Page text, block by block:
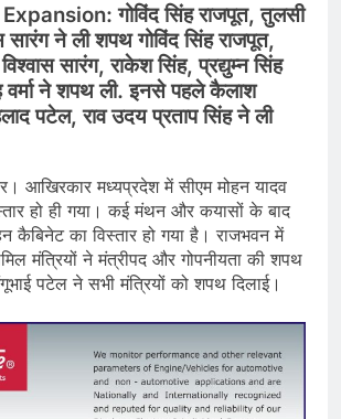
गोविंद सिंह राजपूत, तुलसी
सारंग ने ली शपथ गोविंद सिंह राजपूत,
सारंग, राकेश सिंह, प्रद्युम्न सिंह
वर्मा ने शपथ ली. इनसे पहले कैलाश
पटेल, राव उदय प्रताप सिंह ने ली
आखिरकार मध्यप्रदेश में सीएम मोहन यादव
हो ही गया। कई मंथन और कयासों के बाद
कैबिनेट का विस्तार हो गया है। राजभवन में
मंत्रियों ने मंत्रीपद और गोपनीयता की शपथ
पटेल ने सभी मंत्रियों को शपथ दिलाई।